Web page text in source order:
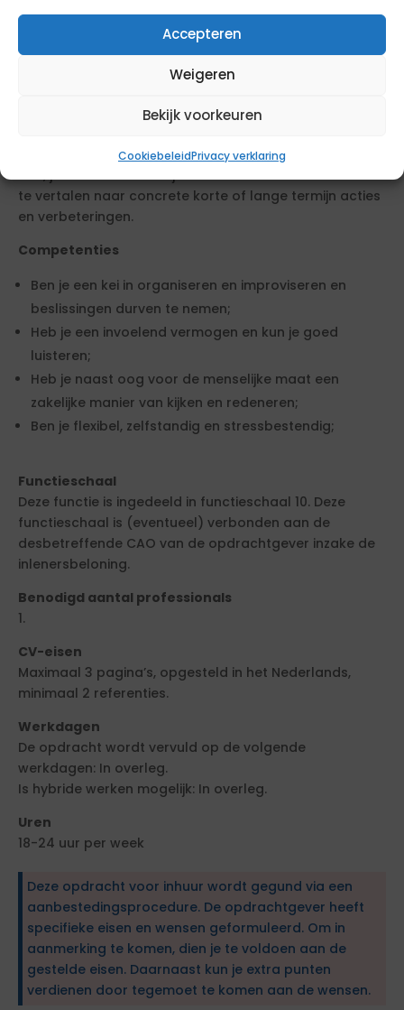
Accepteren
Weigeren
Bekijk voorkeuren
CookiebeleidPrivacy verklaring
Verder ben je een benaderbare persoonlijkheid, en een
energieke verbinder die zich goed in diverse netwerken
je staat voor je mening maar niet star wordt. Je
in gezelschappen en zoekt de samenwerking op. Tot
slot, je weet hectiek altijd naar waarde te relativeren en
te vertalen naar concrete korte of lange termijn acties
en verbeteringen.
Competenties
Ben je een kei in organiseren en improviseren en
beslissingen durven te nemen;
Heb je een invoelend vermogen en kun je goed
luisteren;
Heb je naast oog voor de menselijke maat een
zakelijke manier van kijken en redeneren;
Ben je flexibel, zelfstandig en stressbestendig;
Functieschaal
Deze functie is ingedeeld in functieschaal 10. Deze
functieschaal is (eventueel) verbonden aan de
desbetreffende CAO van de opdrachtgever inzake de
inlenersbeloning.
Benodigd aantal professionals
1.
CV-eisen
Maximaal 3 pagina’s, opgesteld in het Nederlands,
minimaal 2 referenties.
Werkdagen
De opdracht wordt vervuld op de volgende
werkdagen: In overleg.
Is hybride werken mogelijk: In overleg.
Uren
18-24 uur per week
Deze opdracht voor inhuur wordt gegund via een
aanbestedingsprocedure. De opdrachtgever heeft
specifieke eisen en wensen geformuleerd. Om in
aanmerking te komen, dien je te voldoen aan de
gestelde eisen. Daarnaast kun je extra punten
verdienen door tegemoet te komen aan de wensen.